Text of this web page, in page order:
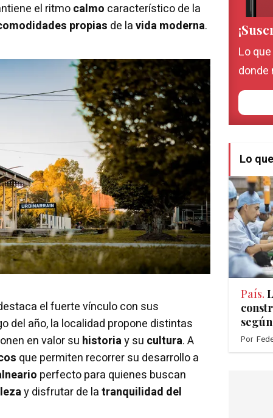
el ritmocalmo característico de la
propias de lavida moderna.
el fuerte vínculo con sus
del año, la localidad propone distintas
en valor su historiay su cultura. A
que permiten recorrer su desarrollo a
perfecto para quienes buscan
y disfrutar de latranquilidad del
Lo
Lo
País.
Por